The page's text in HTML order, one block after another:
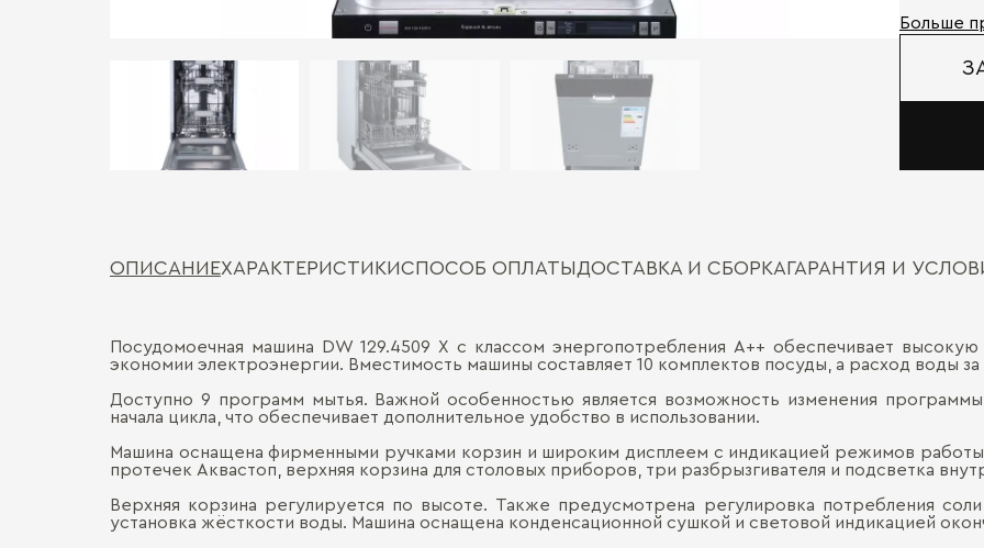
Больше
ОПИСАНИЕХАРАКТЕРИСТИКИСПОСОБ ОПЛАТЫДОСТАВКА И СБОРКАГАРАНТИЯ И
Посудомоечная машина DW 129.4509 X с классом энергопотребления А++ обеспечивает
экономии электроэнергии. Вместимость машины составляет 10 комплектов посуды, а расход воды
Доступно 9 программ мытья. Важной особенностью является возможность изменения
начала цикла, что обеспечивает дополнительное удобство в использовании.
Машина оснащена фирменными ручками корзин и широким дисплеем с индикацией режимов
протечек Аквастоп, верхняя корзина для столовых приборов, три разбрызгивателя и подсветка
Верхняя корзина регулируется по высоте. Также предусмотрена регулировка потребления
установка жёсткости воды. Машина оснащена конденсационной сушкой и световой индикацией